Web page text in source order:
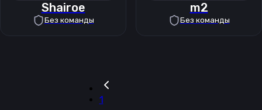
Shairoe
Без команды
m2
Без команды
1